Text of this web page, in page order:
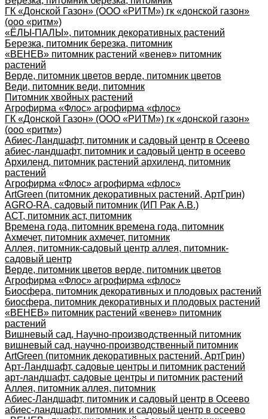
ГК «Донской Газон» (ООО «РИТМ») гк «донской газон»
(ооо «ритм»)
«ЁЛЫ-ПАЛЫ», питомник декоративных растений
Березка, питомник березка, питомник
«ВЕНЕВ» питомник растений «венев» питомник
растений
Верде, питомник цветов верде, питомник цветов
Веди, питомник веди, питомник
Питомник хвойных растений
Агрофирма «Флос» агрофирма «флос»
ГК «Донской Газон» (ООО «РИТМ») гк «донской газон»
(ооо «ритм»)
Абиес-Ландшафт, питомник и садовый центр в Осеево
абиес-ландшафт, питомник и садовый центр в осеево
Архиленд, питомник растений архиленд, питомник
растений
Агрофирма «Флос» агрофирма «флос»
ArtGreen (питомник декоративных растений, АртГрин)
AGRO-RA, садовый питомник (ИП Рак А.В.)
АСТ, питомник аст, питомник
Времена года, питомник времена года, питомник
Ахмечет, питомник ахмечет, питомник
Аллея, питомник-садовый центр аллея, питомник-
садовый центр
Верде, питомник цветов верде, питомник цветов
Агрофирма «Флос» агрофирма «флос»
Биосфера, питомник декоративных и плодовых растений
биосфера, питомник декоративных и плодовых растений
«ВЕНЕВ» питомник растений «венев» питомник
растений
Вишневый сад, Научно-производственный питомник
вишневый сад, научно-производственный питомник
ArtGreen (питомник декоративных растений, АртГрин)
Арт-Ландшафт, садовые центры и питомник растений
арт-ландшафт, садовые центры и питомник растений
Аллея, питомник аллея, питомник
Абиес-Ландшафт, питомник и садовый центр в Осеево
абиес-ландшафт, питомник и садовый центр в осеево